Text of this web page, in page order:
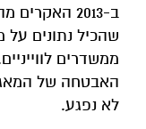
ב-2013
שהכיל נתונים על
ממשדרים
האבטחה של
לא נפגע.